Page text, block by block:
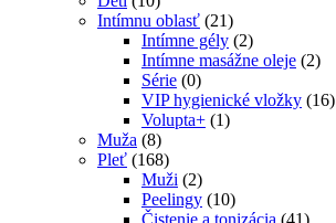
Intímnu oblasť (21)
Intímne gély (2)
Intímne masážne oleje (2)
Série (0)
VIP hygienické vložky (16)
Volupta+ (1)
Muža (8)
Pleť (168)
Muži (2)
Peelingy (10)
Čistenie a tonizácia (41)